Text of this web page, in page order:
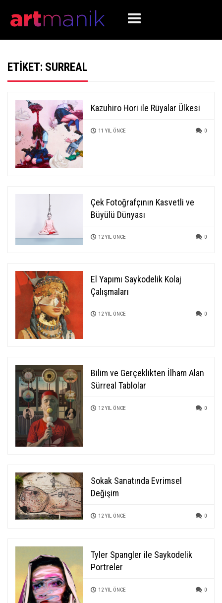
ETIKET: SURREAL
Kazuhiro Hori ile Rüyalar Ülkesi
11 YIL ÖNCE 0
Çek Fotoğrafçının Kasvetli ve
Büyülü Dünyası
12 YIL ÖNCE 0
El Yapımı Saykodelik Kolaj
Çalışmaları
12 YIL ÖNCE 0
Bilim ve Gerçeklikten İlham Alan
Sürreal Tablolar
12 YIL ÖNCE 0
Sokak Sanatında Evrimsel
Değişim
12 YIL ÖNCE 0
Tyler Spangler ile Saykodelik
Portreler
12 YIL ÖNCE 0